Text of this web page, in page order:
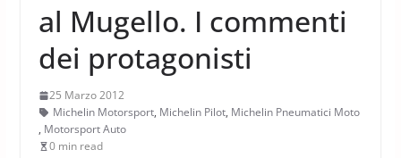
al Mugello. I commenti
dei protagonisti
25 Marzo 2012
Michelin Motorsport, Michelin Pilot, Michelin Pneumatici Moto
, Motorsport Auto
0 min read